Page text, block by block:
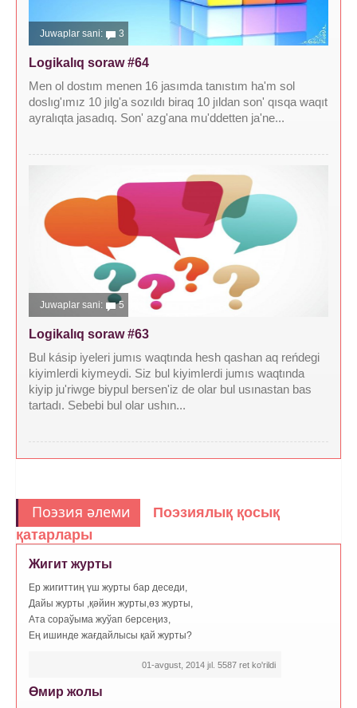
Juwaplar sani: 3
Logikalıq soraw #64
Men ol dostım menen 16 jasımda tanıstım ha'm sol
doslıg'ımız 10 jılg'a sozıldı biraq 10 jıldan son' qısqa waqıt
ayralıqta jasadıq. Son' azg'ana mu'ddetten ja'ne...
Juwaplar sani: 5
Logikalıq soraw #63
Bul kásip iyeleri jumıs waqtında hesh qashan aq reńdegi
kiyimlerdi kiymeydi. Siz bul kiyimlerdi jumıs waqtında
kiyip ju'riwge biypul bersen'iz de olar bul usınastan bas
tartadı. Sebebi bul olar ushın...
Поэзия әлеми
Поэзиялық қосық
қатарлары
Жигит журты
Ер жигиттиң үш журты бар деседи,
Дайы журты ,қәйин журты,өз журты,
Ата сораўыма жуўап берсеңиз,
Ең ишинде жағдайлысы қай журты?
01-avgust, 2014 jıl. 5587 ret ko'rildi
Өмир жолы